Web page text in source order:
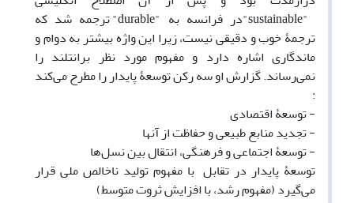
"sustainable"در فرانسه به "durable" ترجمه شد که
ترجمۀ خوب و دقیقی نیست، زیرا این واژه بیشتر به دوام و
ماندگاری اشاره دارد و مفهوم مورد نظر برانتلند را
نمی‌رساند. گزارش او سه رکن توسعۀ پایدار را مطرح می‌کند
:
- توسعۀ اقتصادی
- تجدید منابع طبیعی و حفاظت از آنها
- توسعۀ اجتماعی و فرهنگی، انتقال بین نسل‌ها
توسعۀ پایدار در تقابل با مفهوم تولید ناخالص ملی قرار
می‌گیرد (مفهوم رشد، با افزایش ثروت متوسط)